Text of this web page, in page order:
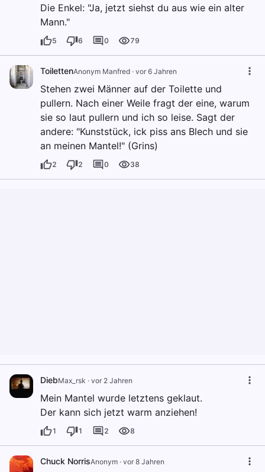
Die Enkel: "Ja, jetzt siehst du aus wie ein alter
Mann."
5 6 0 79
ToilettenAnonym Manfred · vor 6 Jahren
Stehen zwei Männer auf der Toilette und
pullern. Nach einer Weile fragt der eine, warum
sie so laut pullern und ich so leise. Sagt der
andere: "Kunststück, ick piss ans Blech und sie
an meinen Mantel!" (Grins)
2 2 0 38
DiebMax_rsk · vor 2 Jahren
Mein Mantel wurde letztens geklaut.
Der kann sich jetzt warm anziehen!
1 1 2 8
Chuck NorrisAnonym · vor 8 Jahren